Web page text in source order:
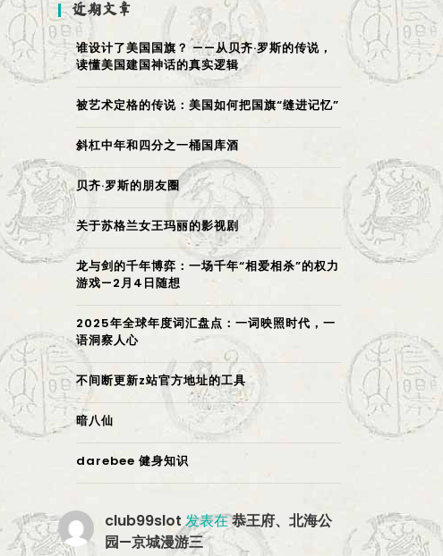
近期文章
谁设计了美国国旗？ ——从贝齐·罗斯的传说，
读懂美国建国神话的真实逻辑
被艺术定格的传说：美国如何把国旗“缝进记忆”
斜杠中年和四分之一桶国库酒
贝齐·罗斯的朋友圈
关于苏格兰女王玛丽的影视剧
龙与剑的千年博弈：一场千年“相爱相杀”的权力
游戏—2月4日随想
2025年全球年度词汇盘点：一词映照时代，一
语洞察人心
不间断更新z站官方地址的工具
暗八仙
darebee 健身知识
club99slot发表在恭王府、北海公
园—京城漫游三